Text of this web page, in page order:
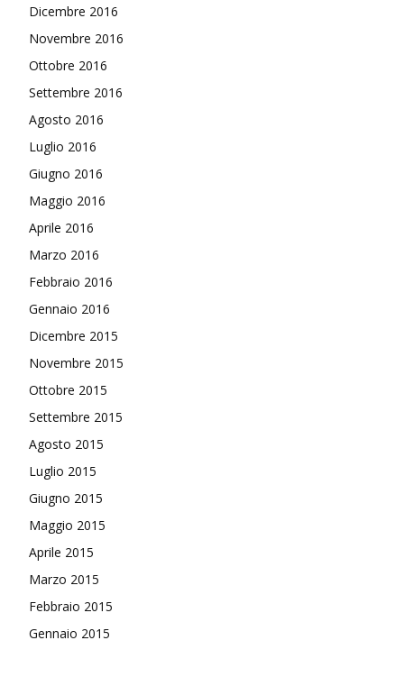
Dicembre 2016
Novembre 2016
Ottobre 2016
Settembre 2016
Agosto 2016
Luglio 2016
Giugno 2016
Maggio 2016
Aprile 2016
Marzo 2016
Febbraio 2016
Gennaio 2016
Dicembre 2015
Novembre 2015
Ottobre 2015
Settembre 2015
Agosto 2015
Luglio 2015
Giugno 2015
Maggio 2015
Aprile 2015
Marzo 2015
Febbraio 2015
Gennaio 2015